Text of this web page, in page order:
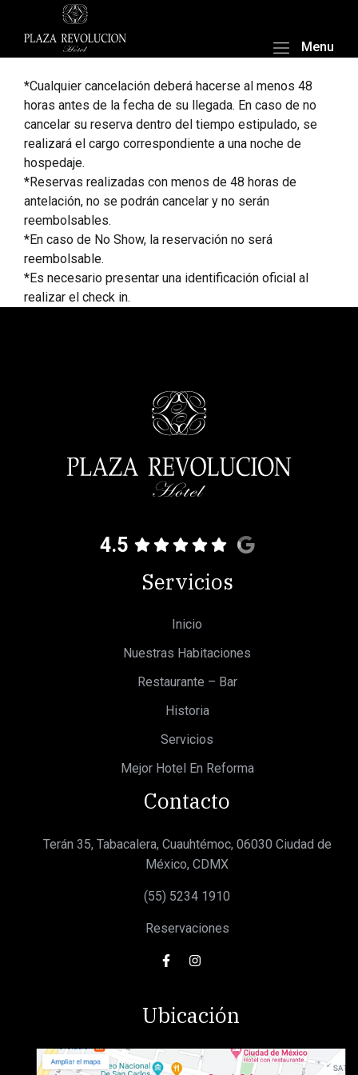
Menu
*Cualquier cancelación deberá hacerse al menos 48
horas antes de la fecha de su llegada. En caso de no
cancelar su reserva dentro del tiempo estipulado, se
realizará el cargo correspondiente a una noche de
hospedaje.
*Reservas realizadas con menos de 48 horas de
antelación, no se podrán cancelar y no serán
reembolsables.
*En caso de No Show, la reservación no será
reembolsable.
*Es necesario presentar una identificación oficial al
realizar el check in.
4.5
Servicios
Inicio
Nuestras Habitaciones
Restaurante – Bar
Historia
Servicios
Mejor Hotel En Reforma
Contacto
Terán 35, Tabacalera, Cuauhtémoc, 06030 Ciudad de
México, CDMX
(55) 5234 1910
Reservaciones
Ubicación